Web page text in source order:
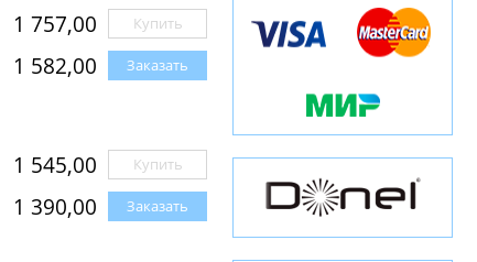
1 757,00 Купить
1 582,00 Заказать
1 545,00 Купить
1 390,00 Заказать